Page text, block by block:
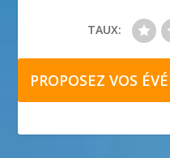
TAUX:
PROPOSEZ VOS